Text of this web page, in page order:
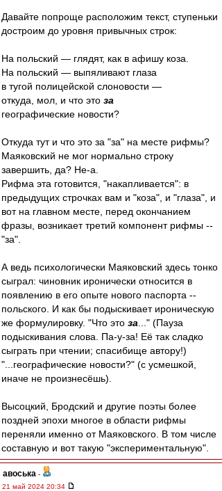
Давайте попроще расположим текст, ступеньки
достроим до уровня привычных строк:
На польский — глядят, как в афишу коза.
На польский — выпяливают глаза
в тугой полицейской слоновости —
откуда, мол, и что это за
географические новости?
Откуда тут и что это за "за" на месте рифмы?
Маяковский не мог нормально строку
завершить, да? Не-а.
Рифма эта готовится, "накапливается": в
предыдущих строчках вам и "коза", и "глаза", и
вот на главном месте, перед окончанием
фразы, возникает третий компонент рифмы --
"за".
А ведь психологически Маяковский здесь тонко
сыграл: чиновник иронически относится в
появлению в его опыте нового паспорта --
польского. И как бы подыскивает ироническую
же формулировку. "Что это за ..." (Пауза
подыскивания слова. Па-у-за! Её так сладко
сыграть при чтении; спасибище автору!)
"...географические новости?" (с усмешкой,
иначе не произнесёшь).
Высоцкий, Бродский и другие поэты более
поздней эпохи многое в области рифмы
переняли именно от Маяковского. В том числе
составную и вот такую "экспериментальную".
авоська -
21 май 2024 20:34